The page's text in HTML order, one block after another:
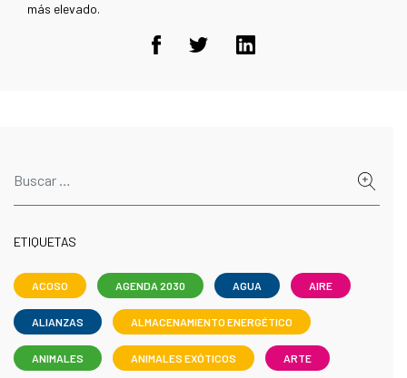
más elevado.
ETIQUETAS
ACOSO AGENDA 2030 AGUA AIRE
ALIANZAS ALMACENAMIENTO ENERGÉTICO
ANIMALES ANIMALES EXÓTICOS ARTE